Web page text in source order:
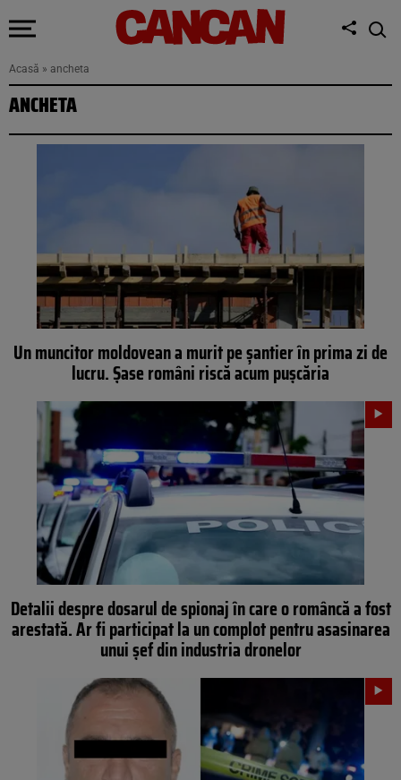
Acasă » ancheta
ANCHETA
Un muncitor moldovean a murit pe șantier în prima zi de
lucru. Șase români riscă acum pușcăria
Detalii despre dosarul de spionaj în care o româncă a fost
arestată. Ar fi participat la un complot pentru asasinarea
unui șef din industria dronelor